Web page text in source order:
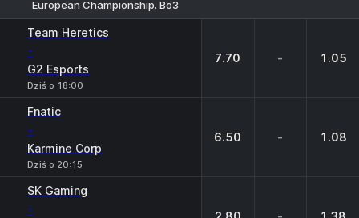
European Championship. Bo3
Team Heretics
-
G2 Esports
Dziś o 18:00
7.70 - 1.05
Fnatic
-
Karmine Corp
Dziś o 20:15
6.50 - 1.08
SK Gaming
-